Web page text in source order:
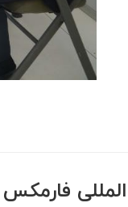
فارمکس ۲۰۲۳